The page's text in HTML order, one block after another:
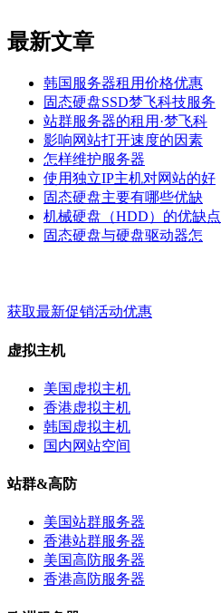
最新文章
韩国服务器租用价格优惠
固态硬盘SSD梦飞科技服务
站群服务器的租用·梦飞科
影响网站打开速度的因素
怎样维护服务器
使用独立IP主机对网站的好
固态硬盘主要有哪些优缺
机械硬盘（HDD）的优缺点
固态硬盘与硬盘驱动器怎
获取最新促销活动优惠
虚拟主机
美国虚拟主机
香港虚拟主机
韩国虚拟主机
国内网站空间
站群&高防
美国站群服务器
香港站群服务器
美国高防服务器
香港高防服务器